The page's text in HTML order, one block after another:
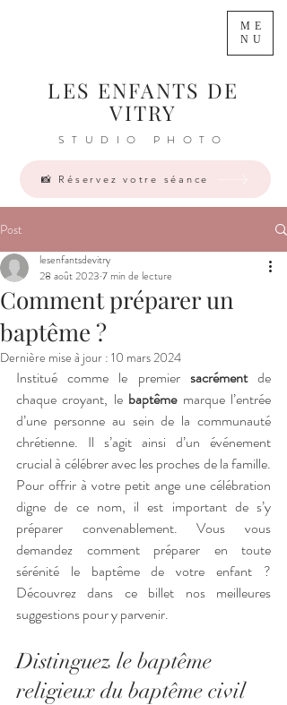
LES ENFANTS DE
VITRY
STUDIO PHOTO
ME
NU
📸 Réservez votre séance
Post
Comment préparer un
baptême ?
lesenfantsdevitry
28 août 2023 7 min de lecture
Dernière mise à jour : 10 mars 2024
Institué comme le premier sacrément de
chaque croyant, le baptême marque l’entrée
d’une personne au sein de la communauté
chrétienne. Il s’agit ainsi d’un événement
crucial à célébrer avec les proches de la famille.
Pour offrir à votre petit ange une célébration
digne de ce nom, il est important de s’y
préparer convenablement. Vous vous
demandez comment préparer en toute
sérénité le baptême de votre enfant ?
Découvrez dans ce billet nos meilleures
suggestions pour y parvenir.
Distinguez le baptême
religieux du baptême civil